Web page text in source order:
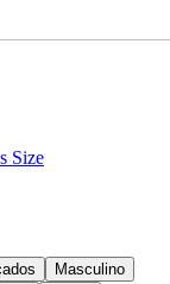
Size
Masculino